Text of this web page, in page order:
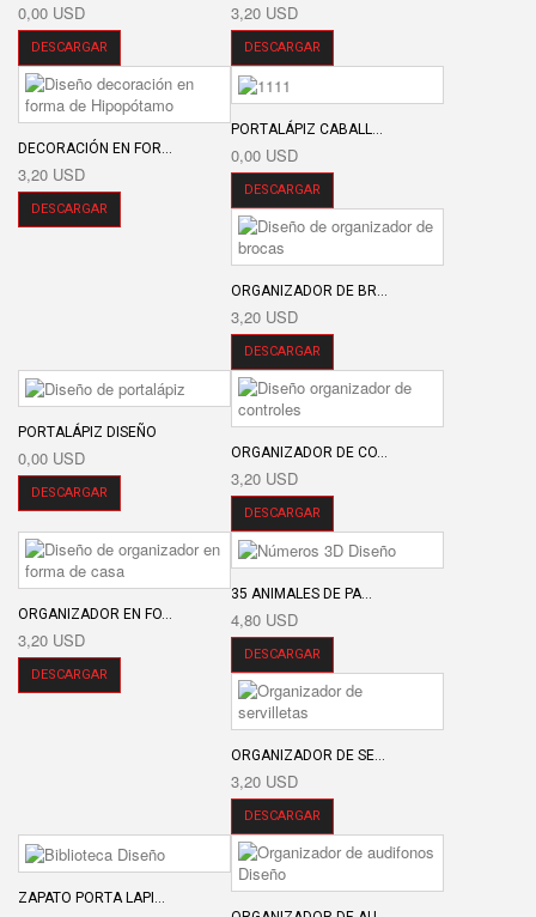
0,00 USD
DESCARGAR
3,20 USD
DESCARGAR
DECORACIÓN EN FOR...
3,20 USD
DESCARGAR
PORTALÁPIZ CABALL...
0,00 USD
DESCARGAR
ORGANIZADOR DE BR...
3,20 USD
DESCARGAR
PORTALÁPIZ DISEÑO
0,00 USD
DESCARGAR
ORGANIZADOR DE CO...
3,20 USD
DESCARGAR
ORGANIZADOR EN FO...
3,20 USD
DESCARGAR
35 ANIMALES DE PA...
4,80 USD
DESCARGAR
ORGANIZADOR DE SE...
3,20 USD
DESCARGAR
ZAPATO PORTA LAPI...